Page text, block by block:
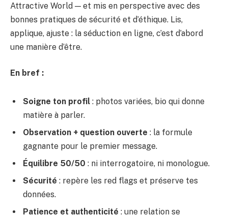
Attractive World — et mis en perspective avec des
bonnes pratiques de sécurité et d’éthique. Lis,
applique, ajuste : la séduction en ligne, c’est d’abord
une manière d’être.
En bref :
Soigne ton profil : photos variées, bio qui donne
matière à parler.
Observation + question ouverte : la formule
gagnante pour le premier message.
Équilibre 50/50 : ni interrogatoire, ni monologue.
Sécurité : repère les red flags et préserve tes
données.
Patience et authenticité : une relation se